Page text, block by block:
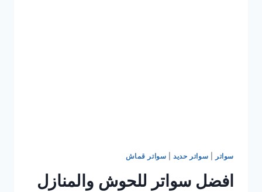
سواتر سواتر حديد| سواتر قماش
افضل سواتر للحوش والمنازل